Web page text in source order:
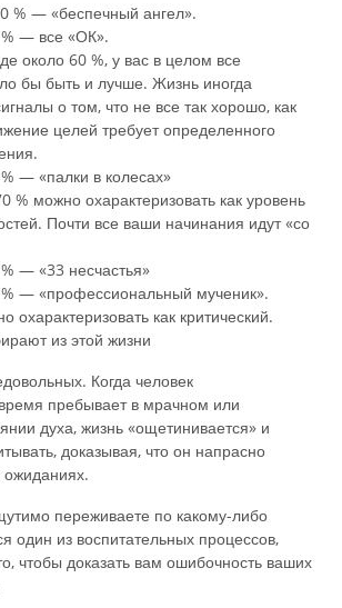
% — «беспечный ангел».
— все «ОК».
около 60 %, у вас в целом все
бы быть и лучше. Жизнь иногда
о том, что не все так хорошо, как
целей требует определенного
— «палки в колесах»
% можно охарактеризовать как уровень
Почти все ваши начинания идут «со
— «33 несчастья»
— «профессиональный мученик».
охарактеризовать как критический.
из этой жизни
Когда человек
пребывает в мрачном или
духа, жизнь «ощетинивается» и
доказывая, что он напрасно
ожиданиях.
переживаете по какому-либо
один из воспитательных процессов,
чтобы доказать вам ошибочность ваших